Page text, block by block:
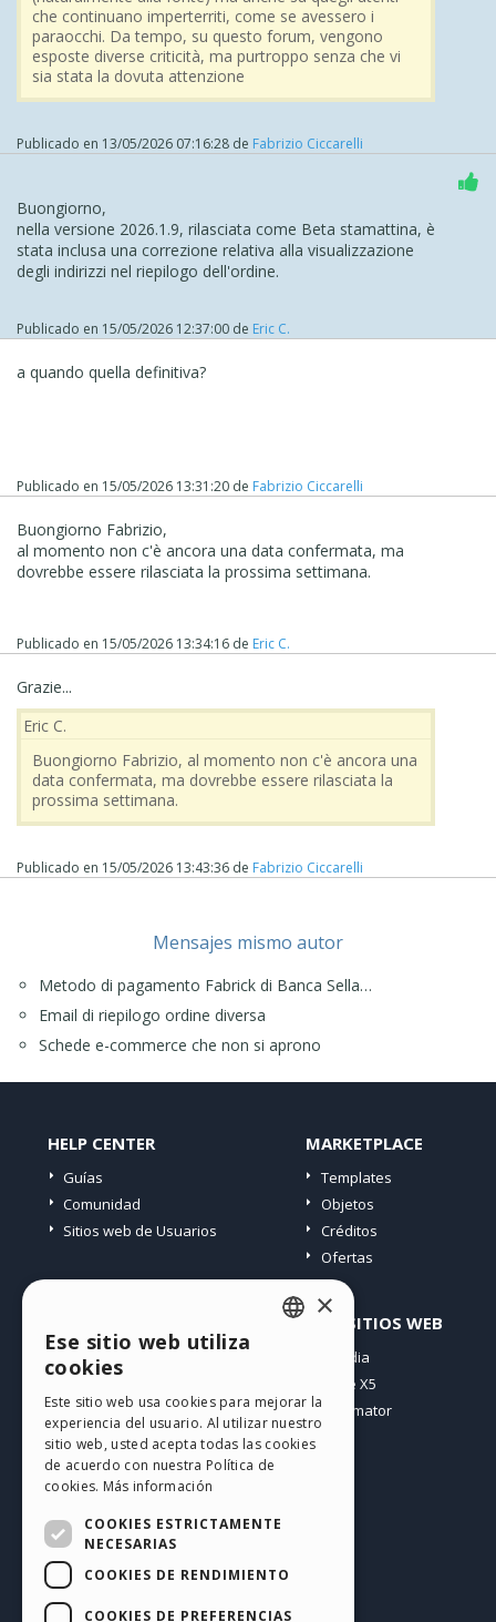
che continuano imperterriti, come se avessero i
paraocchi. Da tempo, su questo forum, vengono
esposte diverse criticità, ma purtroppo senza che vi
sia stata la dovuta attenzione
Publicado en 13/05/2026 07:16:28 de Fabrizio Ciccarelli
Buongiorno,
nella versione 2026.1.9, rilasciata come Beta stamattina, è
stata inclusa una correzione relativa alla visualizzazione
degli indirizzi nel riepilogo dell'ordine.
Publicado en 15/05/2026 12:37:00 de Eric C.
a quando quella definitiva?
Publicado en 15/05/2026 13:31:20 de Fabrizio Ciccarelli
Buongiorno Fabrizio,
al momento non c'è ancora una data confermata, ma
dovrebbe essere rilasciata la prossima settimana.
Publicado en 15/05/2026 13:34:16 de Eric C.
Grazie...
Eric C.
Buongiorno Fabrizio, al momento non c'è ancora una
data confermata, ma dovrebbe essere rilasciata la
prossima settimana.
Publicado en 15/05/2026 13:43:36 de Fabrizio Ciccarelli
Mensajes mismo autor
Metodo di pagamento Fabrick di Banca Sella…
Email di riepilogo ordine diversa
Schede e-commerce che non si aprono
HELP CENTER
Guías
Comunidad
Sitios web de Usuarios
MARKETPLACE
Templates
Objetos
Créditos
Ofertas
Mis post
Mis download
Espacio Web
Mis Créditos
OTROS SITIOS WEB
Incomedia
WebSite X5
WebAnimator
Español
GERMAN
SPANISH
RUSSIAN
FRENCH
×
Ese sitio web utiliza
cookies
Este sitio web usa cookies para mejorar la
experiencia del usuario. Al utilizar nuestro
sitio web, usted acepta todas las cookies
de acuerdo con nuestra Política de
cookies. Más información
COOKIES ESTRICTAMENTE
NECESARIAS
COOKIES DE RENDIMIENTO
COOKIES DE PREFERENCIAS